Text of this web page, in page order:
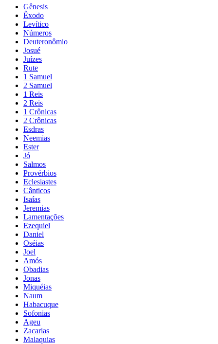
Gênesis
Êxodo
Levítico
Números
Deuteronômio
Josué
Juízes
Rute
1 Samuel
2 Samuel
1 Reis
2 Reis
1 Crônicas
2 Crônicas
Esdras
Neemias
Ester
Jó
Salmos
Provérbios
Eclesiastes
Cânticos
Isaías
Jeremias
Lamentações
Ezequiel
Daniel
Oséias
Joel
Amós
Obadias
Jonas
Miquéias
Naum
Habacuque
Sofonias
Ageu
Zacarias
Malaquias